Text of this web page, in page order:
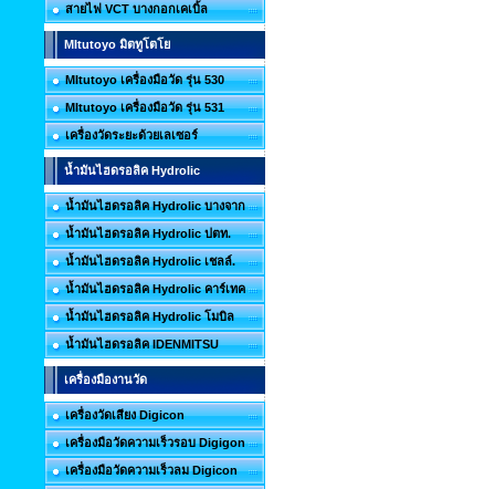
สายไฟ VCT บางกอกเคเบิ้ล
MItutoyo มิตทูโตโย
MItutoyo เครื่องมือวัด รุ่น 530
MItutoyo เครื่องมือวัด รุ่น 531
เครื่องวัดระยะด้วยเลเซอร์
น้ำมันไฮดรอลิค Hydrolic
น้ำมันไฮดรอลิค Hydrolic บางจาก
น้ำมันไฮดรอลิค Hydrolic ปตท.
น้ำมันไฮดรอลิค Hydrolic เชลล์.
น้ำมันไฮดรอลิค Hydrolic คาร์เทค
น้ำมันไฮดรอลิค Hydrolic โมบิล
น้ำมันไฮดรอลิค IDENMITSU
เครื่องมืองานวัด
เครื่องวัดเสียง Digicon
เครื่องมือวัดความเร็วรอบ Digigon
เครื่องมือวัดความเร็วลม Digicon